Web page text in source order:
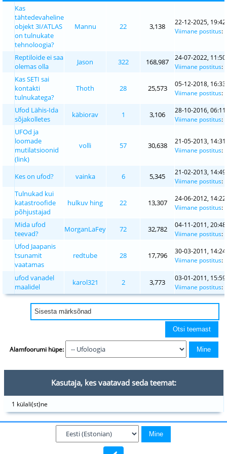
Kas
tähtedevaheline
objekt 3I/ATLAS
on tulnukate
tehnoloogia?
Mannu 22 3,138
22-12-2025, 19:42
Viimane postitus:
Reptiloide ei saa
olemas olla
Jason 322 168,987
24-07-2022, 11:50
Viimane postitus:
Kas SETI sai
kontakti
tulnukatega?
Thoth 28 25,573
05-12-2018, 16:33
Viimane postitus:
Ufod Lähis-Ida
sõjakolletes
käbiorav 1 3,106
28-10-2016, 06:11
Viimane postitus:
UFOd ja
loomade
mutilatsioonid
(link)
volli 57 30,638
21-05-2013, 14:31
Viimane postitus:
Kes on ufod? vainka 6 5,345
21-02-2013, 14:49
Viimane postitus:
Tulnukad kui
katastroofide
põhjustajad
hulkuv hing 22 13,307
24-06-2012, 14:22
Viimane postitus:
Mida ufod
teevad?
MorganLaFey 72 32,782
04-11-2011, 20:48
Viimane postitus:
Ufod Jaapanis
tsunamit
vaatamas
redtube 28 17,796
30-03-2011, 14:24
Viimane postitus:
ufod vanadel
maalidel
karol321 2 3,773
03-01-2011, 15:59
Viimane postitus:
Alamfoorumi hüpe:
Kasutaja, kes vaatavad seda teemat:
1 külali(st)ne